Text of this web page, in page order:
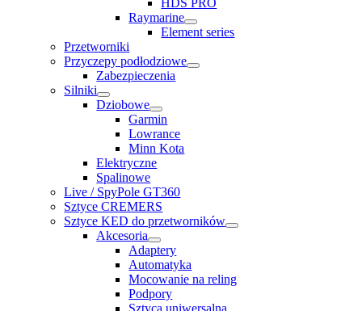
HDS PRO
Raymarine
Element series
Przetworniki
Przyczepy podłodziowe
Zabezpieczenia
Silniki
Dziobowe
Garmin
Lowrance
Minn Kota
Elektryczne
Spalinowe
Live / SpyPole GT360
Sztyce CREMERS
Sztyce KED do przetworników
Akcesoria
Adaptery
Automatyka
Mocowanie na reling
Podpory
Sztyca uniwersalna